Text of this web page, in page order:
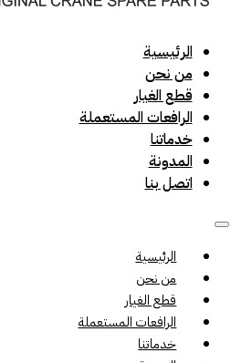
الرئيسية
من نحن
قطع الغيار
الرافعات المستعملة
خدماتنا
المدونة
اتصل بنا
الرئيسية
من نحن
قطع الغيار
الرافعات المستعملة
خدماتنا